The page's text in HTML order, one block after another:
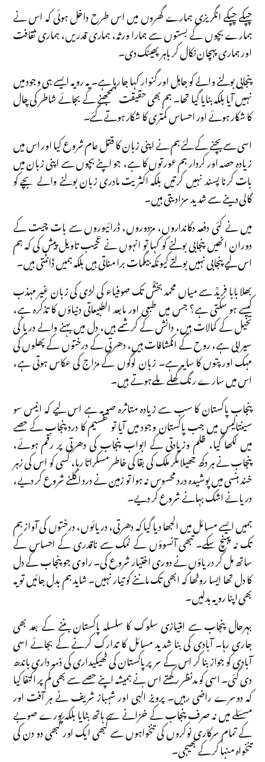
چپکے چپکے انگریزی ہمارے گھروں میں اس طرح داخل ہوئی کہ اس نے
ہمارے بچوں کے بستوں سے ہمارا ورثہ، ہماری قدریں، ہماری ثقافت
اور ہماری پہچان نکال کر باہر پھینک دی۔
پنجابی بولنے والے کو جاہل اور گنوار کہا جا رہا ہے۔ یہ رویہ ایسے ہی وجود میں
نہیں آیا بلکہ بنایا گیا تھا۔ ہم بھی حقیقت سمجھنے کے بجائے شاطر کی چال
کا شکار ہوئے اور احساس کمتری کا شکار ہوتے گئے۔
اسی سے بچنے کے لئے ہم نے اپنی زبان کا قتل عام شروع کیا اور اس میں
زیادہ حصہ اور کردار ہم عورتوں کا ہے، جو اپنے بچوں سے اپنی زبان میں
بات کرنا پسند نہیں کرتیں بلکہ اکثریت مادری زبان بولنے والے بچے کو
گالی دینے سے شدید سزادیتی ہیں۔
میں نے کئی دفعہ دکانداروں، مزدوروں، ڈرائیوروں سے بات چیت کے
دوران انھیں پنجابی بولنے کو کہا تو انہوں نے عجیب تاویل پیش کی کہ ہم
اس لیے پنجابی نہیں بولتے کیونکہ بیگمات برا مناتی ہیں بلکہ ہمیں ڈانٹتی ہیں۔
بھلا بابا فریدؒ سے میاں محمد بخشؒ تک صوفیاء کی لڑی کی زبان غیر مہذب
کیسے ہو سکتی ہے؟ جس میں طبعی اور مابعد الطبیعاتی دنیاؤں کا تذکرہ ہے،
تخیل کے کمالات ہیں، دانش کے کرشمے ہیں، دل میں بہنے والے دریا کی
سیرابی ہے، روح کے انکشافات ہیں، دھرتی کے درختوں کے پھلوں کی
مہک اور پتوں کا سایہ ہے۔ زبان لوگوں کے مزاج کی عکاس ہوتی ہے،
اس میں سارے رنگ گھلے ملے ہوتے ہیں۔
پنجاب پاکستان کا سب سے زیادہ متاثرہ صوبہ ہے اس لیے کہ انیس سو
سینتالیس میں جب پاکستان وجود میں آیا تو تقسیم کا درد پنجاب کے حصے
میں لکھا گیا، ظلم وزیادتی کے ابواب پنجاب کی دھرتی پر رقم ہوئے،
پنجاب نے ہر دکھ جھیلا مگر ملک کی بقا کی خاطر مسکراتا رہا، کسی کو اس کی زہر
خند ہنسی میں پوشیدہ درد محسوس نہ ہوا تو زمین نے درد اگلنے شروع کر دیے،
دریا نے اشک بہانے شروع کر دیے۔
ہمیں ایسے مسائل میں الجھا دیا گیا کہ دھرتی، دریائوں، درختوں کی آواز ہم
تک نہ پہنچ سکے۔ تبھی آنسوؤں کے نمک سے ناقدری کے احساس کے
ساتھ مل کر دریاؤں نے دوری اختیار شروع کی۔ راوی جو پنجاب کے دل
کا دل تھا ایسا روٹھا کہ ابھی تک ماننے کو تیار نہیں۔ شاید ہم بدل جائیں تو یہ
بھی اپنا رویہ بدلیں۔
بہرحال پنجاب سے امتیازی سلوک کا سلسلہ پاکستان بننے کے بعد بھی
جاری رہا۔ آبادی کی بنا شدید مسائل کا تدارک کرنے کے بجائے اسی
آبادی کو جواز بنا کر اس کے سر پر پاکستان کی ٹھیکیداری کی ذمہ داری باندھ
دی گئی۔ اسی کو مدنظر رکھتے اس نے ہمیشہ اپنے حصے سے بھی کم پر اکتفا کیا
کہ دوسرے راضی رہیں۔ پرویز الٰہی اور شہباز شریف نے ہر آفت اور
مسئلے میں نہ صرف پنجاب کے خزانے سے ہاتھ بٹایا بلکہ پورے صوبے
کے تمام سرکاری نوکروں کی تنخواہوں سے کبھی ایک اور کبھی دو دن کی
تنخواہ منہا کر کے بھیجی۔